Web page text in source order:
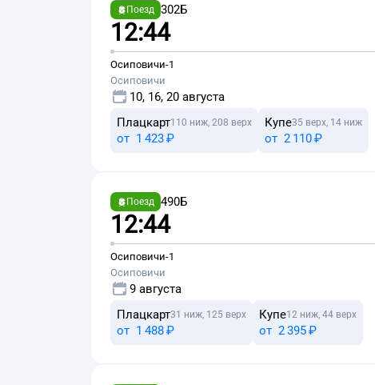
Поезд 302Б
12:44
Осиповичи-1
Осиповичи
10, 16, 20 августа
Плацкарт110 ниж, 208 верх
от 1 ⁠423 ⁠₽
Купе35 верх, 14 ниж
от 2 ⁠110 ⁠₽
Поезд 490Б
12:44
Осиповичи-1
Осиповичи
9 августа
Плацкарт31 ниж, 125 верх
от 1 ⁠488 ⁠₽
Купе12 ниж, 44 верх
от 2 ⁠395 ⁠₽